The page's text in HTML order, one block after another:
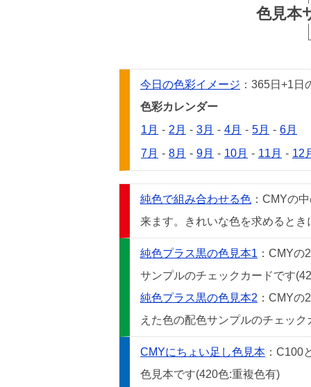
色見本
今日の色彩イメージ ：365日+1日
色彩カレンダー
1月 - 2月 - 3月 - 4月 - 5月 - 6月
7月 - 8月 - 9月 - 10月 - 11月 - 12
純色で組み合わせる色 ：CMYの
来ます。きれいな色を求めるとき
純色プラス黒の色見本1 ：CMY
サンプルのチェックカードです
純色プラス黒の色見本2 ：CMY
えた色の配色サンプルのチェッ
CMYにちょい足し色見本 ：C100
色見本です(420色:重複色有)